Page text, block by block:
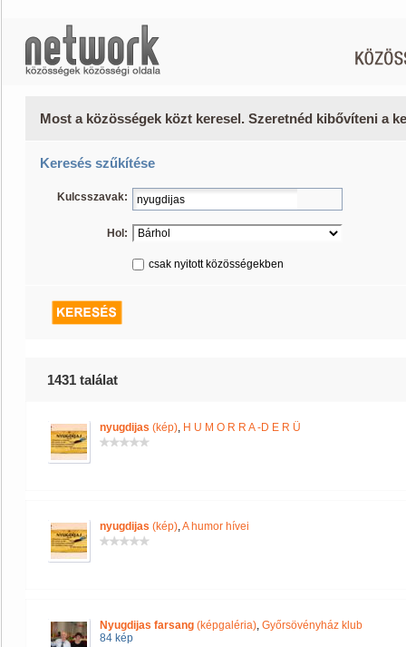
Most a közösségek közt keresel. Szeretnéd kibővíteni a
Keresés szűkítése
Kulcsszavak:
Hol:
csak nyitott közösségekben
1431 találat
nyugdijas (kép), H U M O R R A -D E R Ü
nyugdijas (kép),A humor hívei
Nyugdijas farsang (képgaléria), Győrsövényház klub
84 kép